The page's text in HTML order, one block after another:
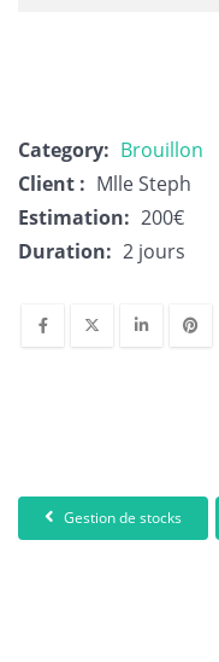
Category: Brouillon
Client : Mlle Steph
Estimation: 200€
Duration: 2 jours
Gestion de stocks